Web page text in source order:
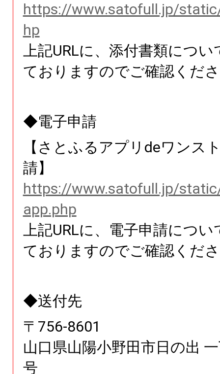
https://www.satofull.jp/
hp
上記URLに、添付書類につい
ておりますのでご確認くだ
◆電子申請
【さとふるアプリdeワンス
請】
https://www.satofull.jp/
app.php
上記URLに、電子申請につい
ておりますのでご確認くだ
◆送付先
〒 756-8601
山口県山陽小野田市日の出
号